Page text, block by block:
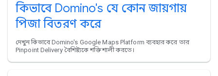
কিভাবে Domino's যে কোন জায়গায়
পিজা বিতরণ করে
দেখুন কিভাবে Domino's Google Maps Platform ব্যবহার করে তার
Pinpoint Delivery বৈশিষ্ট্যকে শক্তিশালী করতে।